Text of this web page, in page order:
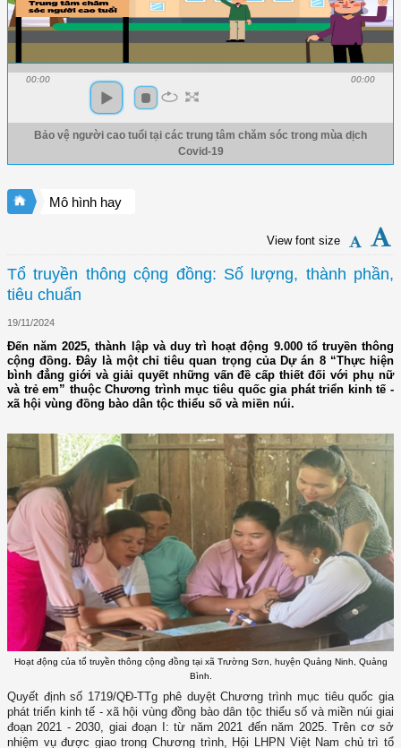
00:00 00:00
Bảo vệ người cao tuổi tại các trung tâm chăm sóc trong mùa dịch
Covid-19
Mô hình hay
View font size
Tổ truyền thông cộng đồng: Số lượng, thành phần,
tiêu chuẩn
19/11/2024
Đến năm 2025, thành lập và duy trì hoạt động 9.000 tổ truyền thông
cộng đồng. Đây là một chỉ tiêu quan trọng của Dự án 8 “Thực hiện
bình đẳng giới và giải quyết những vấn đề cấp thiết đối với phụ nữ
và trẻ em” thuộc Chương trình mục tiêu quốc gia phát triển kinh tế -
xã hội vùng đồng bào dân tộc thiểu số và miền núi.
Hoạt động của tổ truyền thông cộng đồng tại xã Trường Sơn, huyện Quảng Ninh, Quảng
Bình.
Quyết định số 1719/QĐ-TTg phê duyệt Chương trình mục tiêu quốc gia
phát triển kinh tế - xã hội vùng đồng bào dân tộc thiểu số và miền núi giai
đoạn 2021 - 2030, giai đoạn I: từ năm 2021 đến năm 2025. Trên cơ sở
nhiệm vụ được giao trong Chương trình, Hội LHPN Việt Nam chủ trì tổ